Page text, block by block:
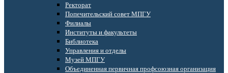
Ректорат
Попечительский совет МПГУ
Филиалы
Институты и факультеты
Библиотека
Управления и отделы
Музей МПГУ
Объединенная первичная профсоюзная организация